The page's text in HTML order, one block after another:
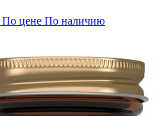
По цене По наличию